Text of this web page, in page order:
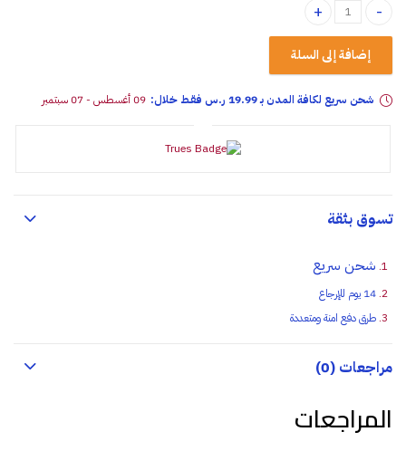
وسادة فرو مربع ابيض رصاصي quantity
إضافة إلى السلة
شحن سريع لكافة المدن بـ 19.99 ر.س فقـط خلال: 09 أغسطس - 07 سبتمبر
تسوق بثقة
شحن سريع
14 يوم للإرجاع
طرق دفع امنة ومتعددة
مراجعات (0)
المراجعات